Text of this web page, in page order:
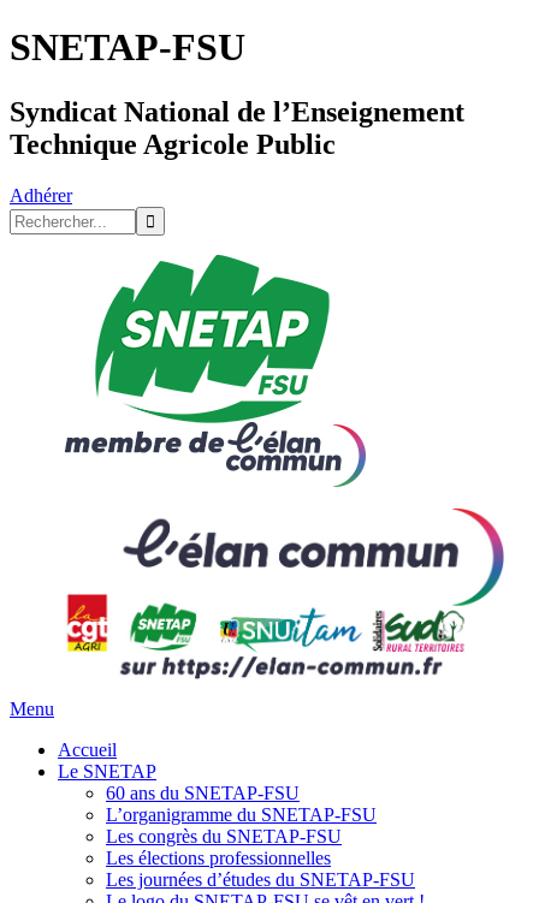
SNETAP-FSU
Syndicat National de l’Enseignement
Technique Agricole Public
Adhérer
Menu
Accueil
Le SNETAP
60 ans du SNETAP-FSU
L’organigramme du SNETAP-FSU
Les congrès du SNETAP-FSU
Les élections professionnelles
Les journées d’études du SNETAP-FSU